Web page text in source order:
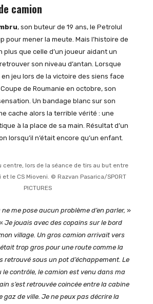
camion
, son buteur de 19 ans, le Petrolul
pour mener la meute. Mais l’histoire de
plus que celle d’un joueur aidant un
son niveau d’antan. Lorsque
jeu lors de la victoire des siens face
de Roumanie en octobre, son
Un bandage blanc sur son
cache alors la terrible vérité : une
à la place de sa main. Résultat d’un
lorsqu’il n’était encore qu’un enfant.
centre, lors de la séance de tirs au but entre
le CS Mioveni. © Razvan Pasarica/SPORT
PICTURES
me pose aucun problème d’en parler, »
Je jouais avec des copains sur le bord
village. Un gros camion arrivait vers
était trop gros pour une route comme la
retrouvé sous un pot d’échappement. Le
contrôle, le camion est venu dans ma
s’est retrouvée coincée entre la cabine
gaz de ville. Je ne peux pas décrire la